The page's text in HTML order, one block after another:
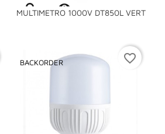
MULTIMETRO 1000V DT850L VERT

BACKORDER favorite_border